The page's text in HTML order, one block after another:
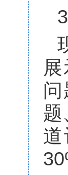
题